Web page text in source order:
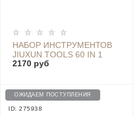
НАБОР ИНСТРУМЕНТОВ
JIUXUN TOOLS 60 IN 1
DAILY LIFE KIT (60
2170 руб
ОЖИДАЕМ ПОСТУПЛЕНИЯ
ID: 275938